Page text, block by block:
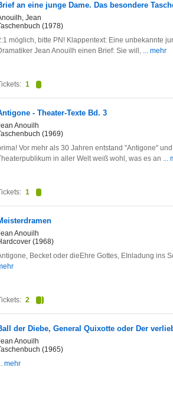
an eine junge Dame. Das besondere
Jean
(1978)
möglich, bitte PN! Klappentext: Eine unbekannte
Jean Anouilh einen Brief: Sie will, ... mehr
1
- Theater-Texte Bd. 3
Anouilh
(1969)
Vor mehr als 30 Jahren entstand "Antigone"
in aller Welt weiß wohl, was es an ...
1
Anouilh
(1968)
Becket oder dieEhre Gottes, EInladung ins
2
der Diebe, General Quixotte oder Der
Anouilh
(1965)
mehr